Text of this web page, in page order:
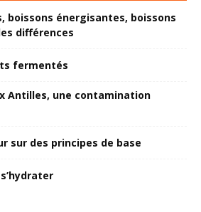
boissons énergisantes, boissons
différences
fermentés
Antilles, une contamination
sur des principes de base